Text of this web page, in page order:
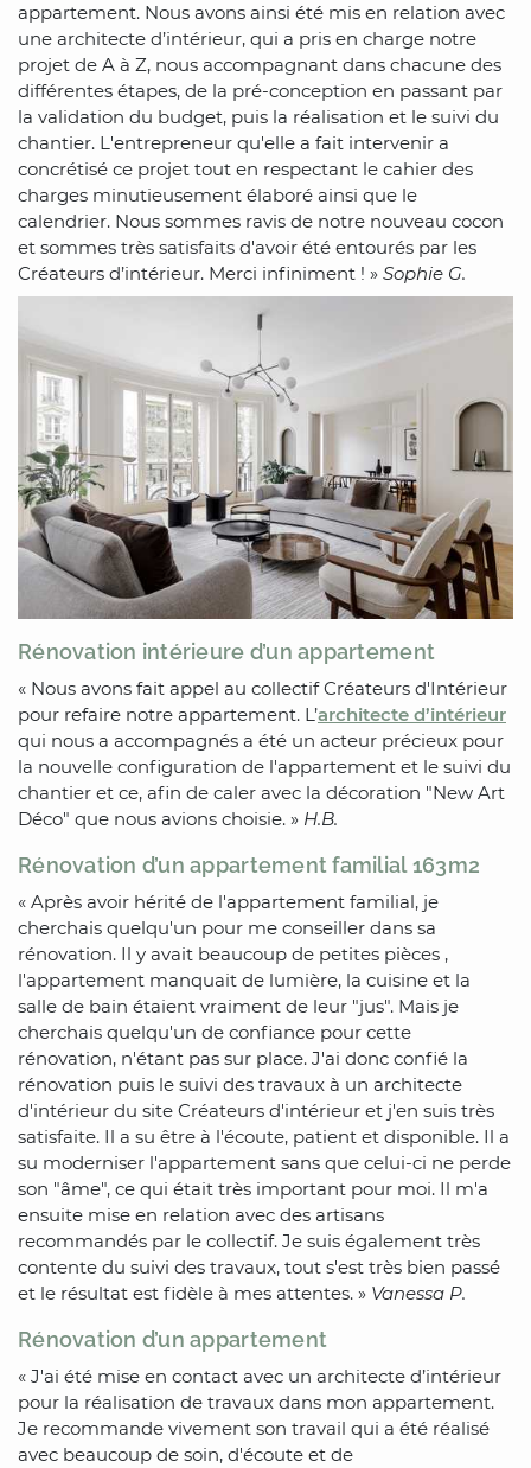
appartement. Nous avons ainsi été mis en relation avec
une architecte d’intérieur, qui a pris en charge notre
projet de A à Z, nous accompagnant dans chacune des
différentes étapes, de la pré-conception en passant par
la validation du budget, puis la réalisation et le suivi du
chantier. L'entrepreneur qu'elle a fait intervenir a
concrétisé ce projet tout en respectant le cahier des
charges minutieusement élaboré ainsi que le
calendrier. Nous sommes ravis de notre nouveau cocon
et sommes très satisfaits d'avoir été entourés par les
Créateurs d’intérieur. Merci infiniment ! » Sophie G.
Rénovation intérieure d’un appartement
« Nous avons fait appel au collectif Créateurs d'Intérieur
pour refaire notre appartement. L’architecte d’intérieur
qui nous a accompagnés a été un acteur précieux pour
la nouvelle configuration de l'appartement et le suivi du
chantier et ce, afin de caler avec la décoration "New Art
Déco" que nous avions choisie. » H.B.
Rénovation d’un appartement familial 163m2
« Après avoir hérité de l'appartement familial, je
cherchais quelqu'un pour me conseiller dans sa
rénovation. Il y avait beaucoup de petites pièces ,
l'appartement manquait de lumière, la cuisine et la
salle de bain étaient vraiment de leur "jus". Mais je
cherchais quelqu'un de confiance pour cette
rénovation, n'étant pas sur place. J'ai donc confié la
rénovation puis le suivi des travaux à un architecte
d'intérieur du site Créateurs d'intérieur et j'en suis très
satisfaite. Il a su être à l'écoute, patient et disponible. Il a
su moderniser l'appartement sans que celui-ci ne perde
son "âme", ce qui était très important pour moi. Il m'a
ensuite mise en relation avec des artisans
recommandés par le collectif. Je suis également très
contente du suivi des travaux, tout s'est très bien passé
et le résultat est fidèle à mes attentes. » Vanessa P.
Rénovation d’un appartement
« J'ai été mise en contact avec un architecte d’intérieur
pour la réalisation de travaux dans mon appartement.
Je recommande vivement son travail qui a été réalisé
avec beaucoup de soin, d'écoute et de